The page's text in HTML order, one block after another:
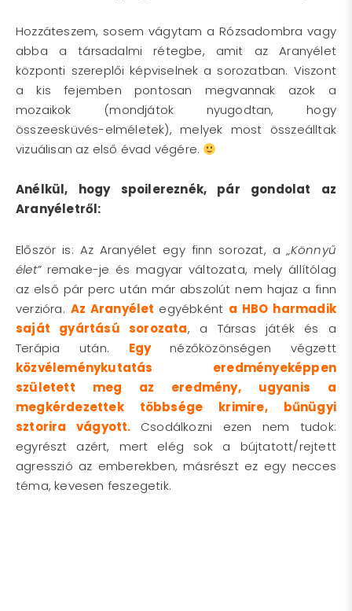
Hozzáteszem, sosem vágytam a Rózsadombra vagy
abba a társadalmi rétegbe, amit az Aranyélet
központi szereplői képviselnek a sorozatban. Viszont
a kis fejemben pontosan megvannak azok a
mozaikok (mondjátok nyugodtan, hogy
összeesküvés-elméletek), melyek most összeálltak
vizuálisan az első évad végére.
Anélkül, hogy spoilereznék, pár gondolat az
Aranyéletről:
Először is: Az Aranyélet egy finn sorozat, a „Könnyű
élet”remake-je és magyar változata, mely állítólag
az első pár perc után már abszolút nem hajaz a finn
verzióra. Az Aranyélet egyébként a HBO harmadik
saját gyártású sorozata, a Társas játék és a
Terápia után. Egy
nézőközönségen végzett
közvéleménykutatás eredményeképpen
született meg az eredmény, ugyanis a
megkérdezettek többsége krimire, bűnügyi
sztorira vágyott.
Csodálkozni ezen nem tudok:
egyrészt azért, mert elég sok a bújtatott/rejtett
agresszió az emberekben, másrészt ez egy necces
téma, kevesen feszegetik.